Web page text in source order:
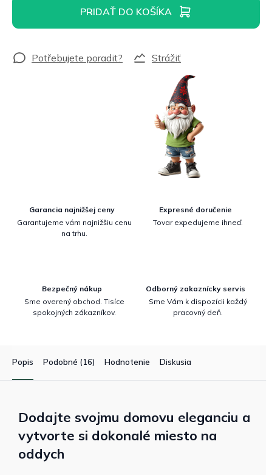
PRIDAŤ DO KOŠÍKA
Strážiť
Garancia najnižšej ceny
Garantujeme vám najnižšiu cenu
na trhu.
Expresné doručenie
Tovar expedujeme ihneď.
Bezpečný nákup
Sme overený obchod. Tisíce
spokojných zákazníkov.
Odborný zakaznícky servis
Sme Vám k dispozícii každý
pracovný deň.
Popis Podobné (16) Hodnotenie Diskusia
Dodajte svojmu domovu eleganciu a
vytvorte si dokonalé miesto na
oddych